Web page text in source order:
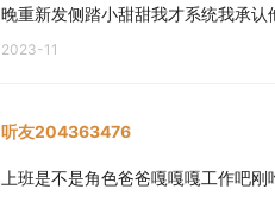
晚重新发侧踏小甜甜我才系统我承
2023-11
听友204363476
上班是不是角色爸爸嘎嘎嘎工作吧